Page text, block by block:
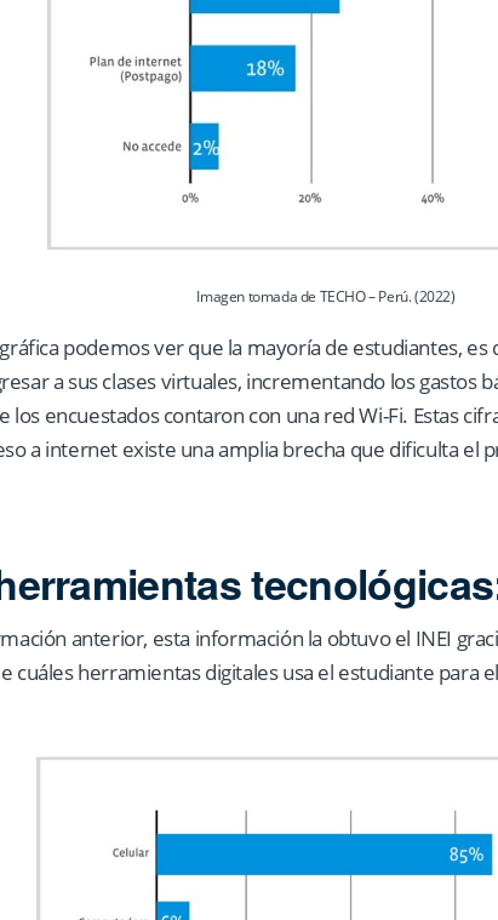
Imagen tomada de TECHO – Perú. (2022)
podemos ver que la mayoría de estudiantes, es
a sus clases virtuales, incrementando los gastos
los encuestados contaron con una red Wi-Fi. Estas
a internet existe una amplia brecha que dificulta el
anterior, esta información la obtuvo el INEI
cuáles herramientas digitales usa el estudiante para